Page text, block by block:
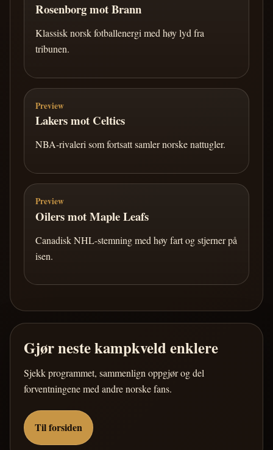
Rosenborg mot Brann
Klassisk norsk fotballenergi med høy lyd fra
tribunen.
Preview
Lakers mot Celtics
NBA-rivaleri som fortsatt samler norske nattugler.
Preview
Oilers mot Maple Leafs
Canadisk NHL-stemning med høy fart og stjerner på
isen.
Gjør neste kampkveld enklere
Sjekk programmet, sammenlign oppgjør og del
forventningene med andre norske fans.
Til forsiden